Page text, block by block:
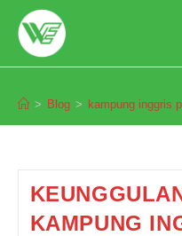
content
> Blog > kampung inggris
KAMPUNG